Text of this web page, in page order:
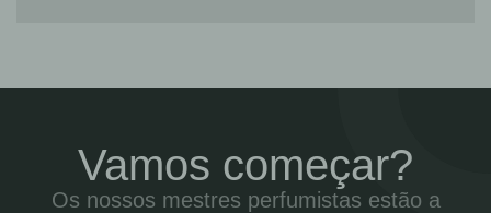
Vamos começar?
Os nossos mestres perfumistas estão a